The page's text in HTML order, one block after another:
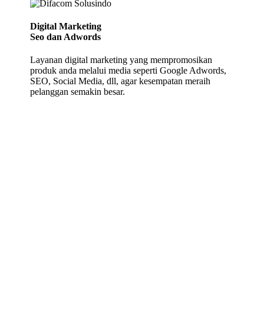
Digital Marketing
Seo dan Adwords
Layanan digital marketing yang mempromosikan
produk anda melalui media seperti Google Adwords,
SEO, Social Media, dll, agar kesempatan meraih
pelanggan semakin besar.